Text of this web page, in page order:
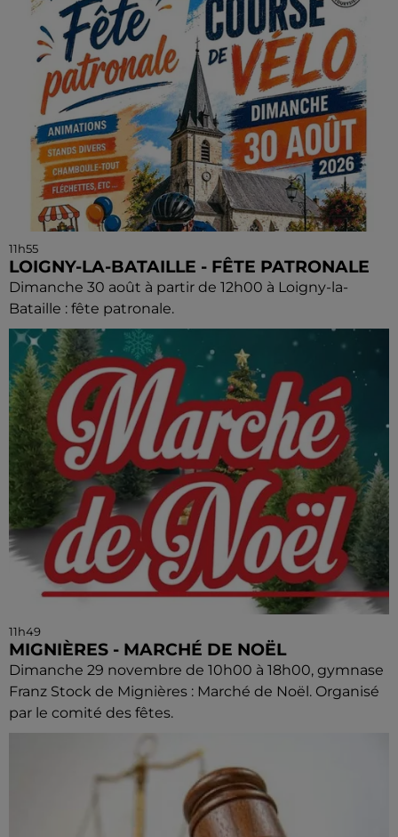
11h55
LOIGNY-LA-BATAILLE - FÊTE PATRONALE
Dimanche 30 août à partir de 12h00 à Loigny-la-
Bataille : fête patronale.
11h49
MIGNIÈRES - MARCHÉ DE NOËL
Dimanche 29 novembre de 10h00 à 18h00, gymnase
Franz Stock de Mignières : Marché de Noël. Organisé
par le comité des fêtes.